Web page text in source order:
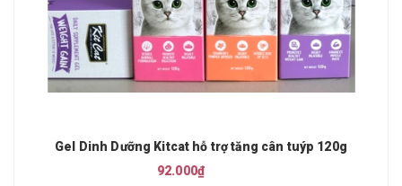
Gel Dinh Dưỡng Kitcat hỗ trợ tăng cân tuýp 120g
92.000₫